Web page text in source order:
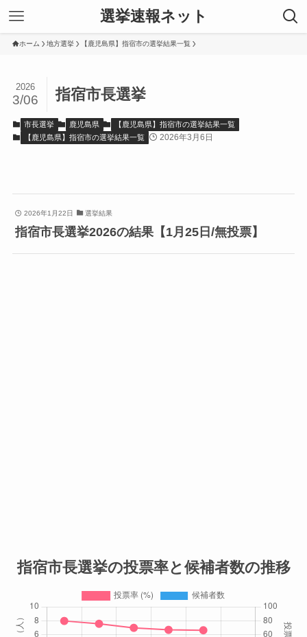
選挙速報ネット
ホーム 地方選挙 【鹿児島県】指宿市の選挙結果一覧
指宿市長選挙
2026
3/06
市長選挙 鹿児島県
【鹿児島県】指宿市の選挙結果一覧
【鹿児島県】指宿市の選挙結果一覧
2026年3月6日
2026年1月22日 選挙結果
指宿市長選挙2026の結果【1月25日/無投票】
指宿市長選挙の投票率と候補者数の推移